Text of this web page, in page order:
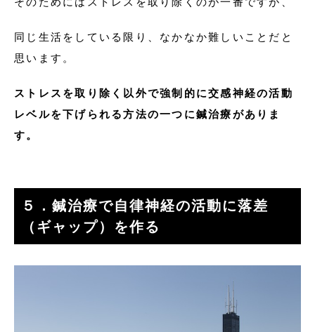
同じ生活をしている限り、なかなか難しいことだと
思います。
ストレスを取り除く以外で強制的に交感神経の活動
レベルを下げられる方法の一つに鍼治療がありま
す。
５．鍼治療で自律神経の活動に落差
（ギャップ）を作る